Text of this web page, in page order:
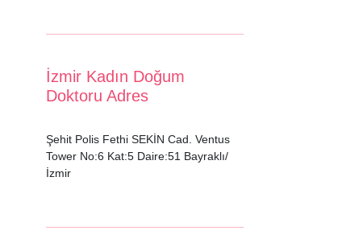
İzmir Kadın Doğum
Doktoru Adres
Şehit Polis Fethi SEKİN Cad. Ventus
Tower No:6 Kat:5 Daire:51 Bayraklı/
İzmir